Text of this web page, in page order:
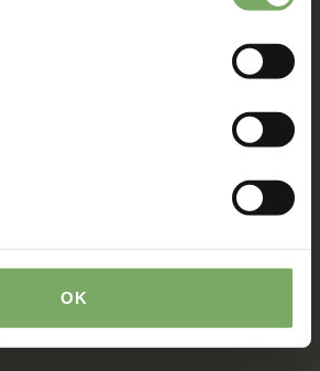
OK
du ändra dina uppgifter och se
Där kan du även skicka säkra